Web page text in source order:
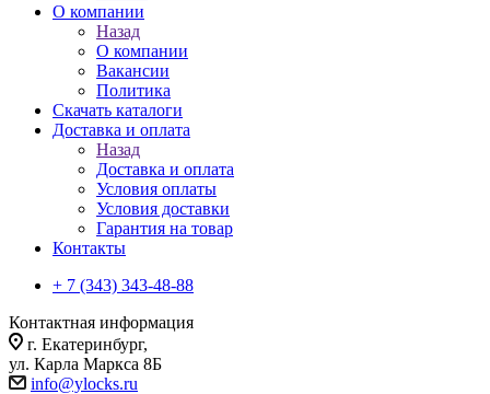
О компании
Назад
О компании
Вакансии
Политика
Скачать каталоги
Доставка и оплата
Назад
Доставка и оплата
Условия оплаты
Условия доставки
Гарантия на товар
Контакты
+ 7 (343) 343-48-88
Контактная информация
г. Екатеринбург,
ул. Карла Маркса 8Б
info@ylocks.ru